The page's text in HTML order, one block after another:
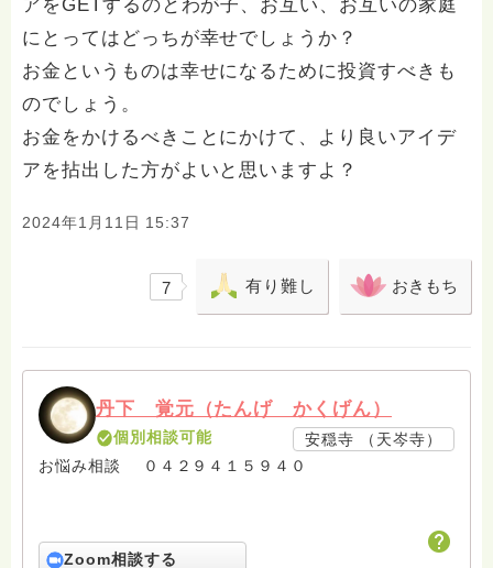
アをGETするのとわが子、お互い、お互いの家庭
にとってはどっちが幸せでしょうか？
お金というものは幸せになるために投資すべきも
のでしょう。
お金をかけるべきことにかけて、より良いアイデ
アを拈出した方がよいと思いますよ？
2024年1月11日 15:37
7 有り難し おきもち
丹下 覚元（たんげ かくげん）
個別相談可能
安穏寺 （天岑寺）
お悩み相談 ０４２９４１５９４０
Zoom相談する